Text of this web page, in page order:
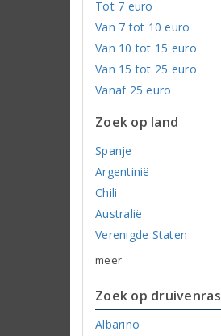
Tot 7 euro
Van 7 tot 10 euro
Van 10 tot 15 euro
Van 15 tot 25 euro
Vanaf 25 euro
Zoek op land
Spanje
Argentinië
Chili
Australië
Verenigde Staten
meer
Zoek op druivenras
Albariño